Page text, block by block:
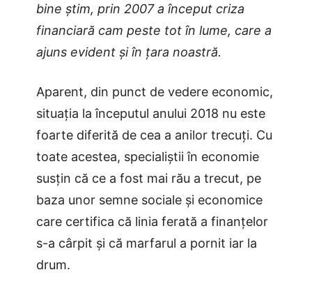
bine știm, prin 2007 a început criza
financiară cam peste tot în lume, care a
ajuns evident și în țara noastră.
Aparent, din punct de vedere economic,
situația la începutul anului 2018 nu este
foarte diferită de cea a anilor trecuți. Cu
toate acestea, specialiștii în economie
susțin că ce a fost mai rău a trecut, pe
baza unor semne sociale și economice
care certifica că linia ferată a finanțelor
s-a cârpit și că marfarul a pornit iar la
drum.